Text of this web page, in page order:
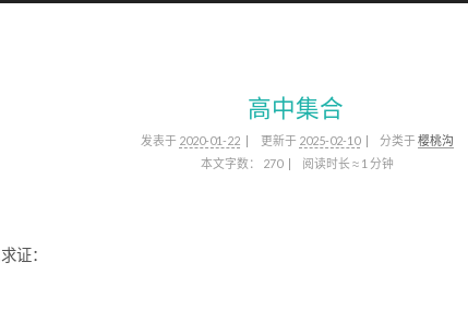
高中集合
发表于 2020-01-22 更新于 2025-02-10 分类于 樱桃沟
本文字数：
270 阅读时长 ≈ 1 分钟
证：